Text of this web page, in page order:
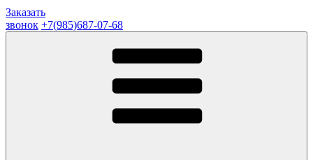
Заказать
звонок +7(985)687-07-68